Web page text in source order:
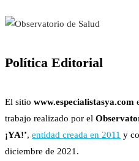
Política Editorial
El sitio www.especialistasya.com
trabajo realizado por el
¡YA!’, entidad creada en 2011 y
diciembre de 2021.